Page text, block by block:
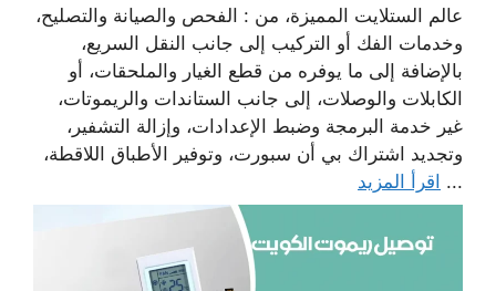
عالم الستلايت المميزة، من : الفحص والصيانة والتصليح،
وخدمات الفك أو التركيب إلى جانب النقل السريع،
بالإضافة إلى ما يوفره من قطع الغيار والملحقات، أو
الكابلات والوصلات، إلى جانب الستاندات والريموتات،
غير خدمة البرمجة وضبط الإعدادات، وإزالة التشفير،
وتجديد اشتراك بي أن سبورت، وتوفير الأطباق اللاقطة،
... اقرأ المزيد